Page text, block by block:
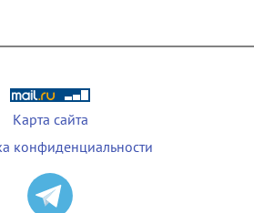
Карта сайта
конфиденциальности